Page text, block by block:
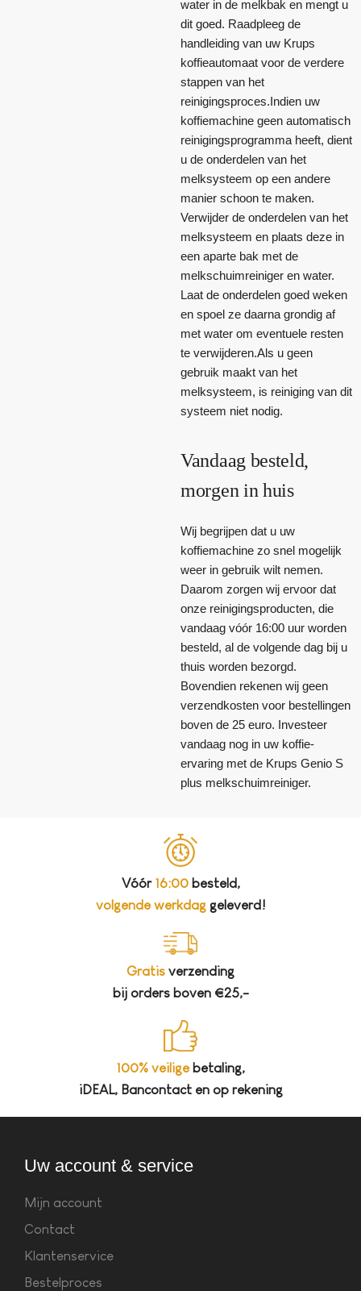
water in de melkbak en mengt u
dit goed. Raadpleeg de
handleiding van uw Krups
koffieautomaat voor de verdere
stappen van het
reinigingsproces.Indien uw
koffiemachine geen automatisch
reinigingsprogramma heeft, dient
u de onderdelen van het
melksysteem op een andere
manier schoon te maken.
Verwijder de onderdelen van het
melksysteem en plaats deze in
een aparte bak met de
melkschuimreiniger en water.
Laat de onderdelen goed weken
en spoel ze daarna grondig af
met water om eventuele resten
te verwijderen.Als u geen
gebruik maakt van het
melksysteem, is reiniging van dit
systeem niet nodig.
Vandaag besteld,
morgen in huis
Wij begrijpen dat u uw
koffiemachine zo snel mogelijk
weer in gebruik wilt nemen.
Daarom zorgen wij ervoor dat
onze reinigingsproducten, die
vandaag vóór 16:00 uur worden
besteld, al de volgende dag bij u
thuis worden bezorgd.
Bovendien rekenen wij geen
verzendkosten voor bestellingen
boven de 25 euro. Investeer
vandaag nog in uw koffie-
ervaring met de Krups Genio S
plus melkschuimreiniger.
Vóór 16:00besteld,
volgende werkdaggeleverd!
Gratis verzending
bij orders boven €25,-
100% veiligebetaling,
iDEAL, Bancontact en op rekening
Uw account & service
Mijn account
Contact
Klantenservice
Bestelproces